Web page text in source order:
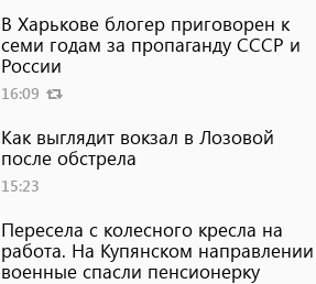
В Харькове блогер приговорен к
семи годам за пропаганду СССР и
России
16:09
Как выглядит вокзал в Лозовой
после обстрела
15:23
Пересела с колесного кресла на
работа. На Купянском направлении
военные спасли пенсионерку